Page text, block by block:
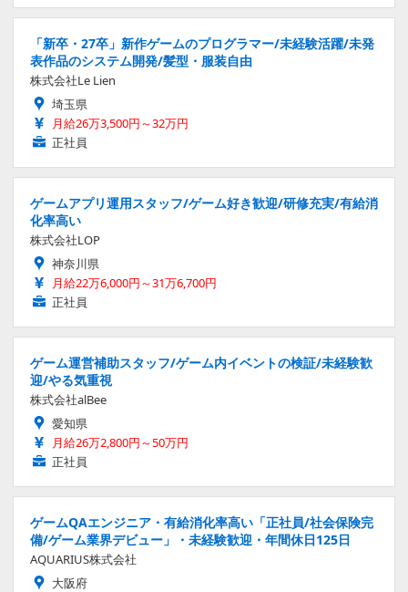
「新卒・27卒」新作ゲームのプログラマー/未経験活躍/未発
表作品のシステム開発/髪型・服装自由
株式会社Le Lien
埼玉県
月給26万3,500円～32万円
正社員
ゲームアプリ運用スタッフ/ゲーム好き歓迎/研修充実/有給消
化率高い
株式会社LOP
神奈川県
月給22万6,000円～31万6,700円
正社員
ゲーム運営補助スタッフ/ゲーム内イベントの検証/未経験歓
迎/やる気重視
株式会社alBee
愛知県
月給26万2,800円～50万円
正社員
ゲームQAエンジニア・有給消化率高い「正社員/社会保険完
備/ゲーム業界デビュー」・未経験歓迎・年間休日125日
AQUARIUS株式会社
大阪府